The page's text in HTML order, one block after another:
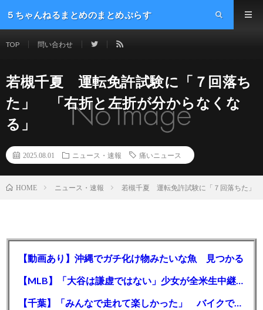
５ちゃんねるまとめのまとめぷらす
TOP 問い合わせ
若槻千夏 運転免許試験に「７回落ち
た」 「右折と左折が分からなくな
る」
2025.08.01 ニュース・速報 痛いニュース
HOME ニュース・速報 若槻千夏 運転免許試験に「７回落ちた」
【動画あり】沖縄でガチ化け物みたいな魚 見つかる
【MLB】「大谷は謙虚ではない」少女が全米生中継で突然の大谷翔平批判 サイン無視された過去明かす
【千葉】「みんなで走れて楽しかった」 バイクでバースデー集団暴走 男女５７人を書類送検 SNSで参加者募る